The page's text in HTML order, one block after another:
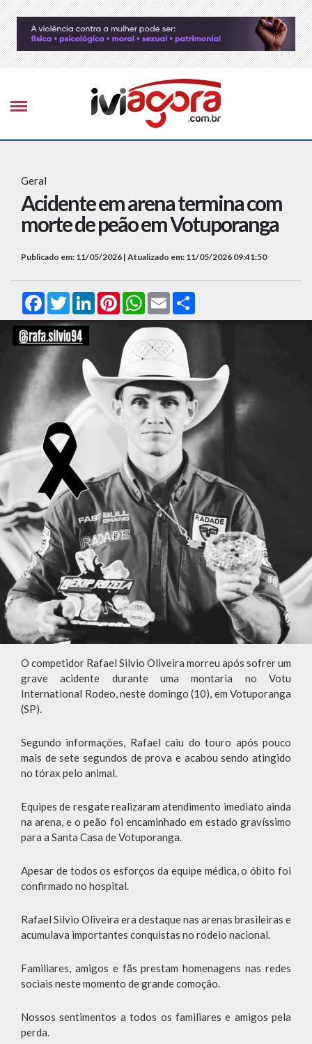
Geral
Acidente em arena termina com
morte de peão em Votuporanga
Publicado em: 11/05/2026 | Atualizado em: 11/05/2026 09:41:50
FacebookTwitterLinkedInPinterestWhatsApp
Email
O competidor Rafael Silvio Oliveira morreu após sofrer um
grave acidente durante uma montaria no Votu
International Rodeo, neste domingo (10), em Votuporanga
(SP).
Segundo informações, Rafael caiu do touro após pouco
mais de sete segundos de prova e acabou sendo atingido
no tórax pelo animal.
Equipes de resgate realizaram atendimento imediato ainda
na arena, e o peão foi encaminhado em estado gravíssimo
para a Santa Casa de Votuporanga.
Apesar de todos os esforços da equipe médica, o óbito foi
confirmado no hospital.
Rafael Silvio Oliveira era destaque nas arenas brasileiras e
acumulava importantes conquistas no rodeio nacional.
Familiares, amigos e fãs prestam homenagens nas redes
sociais neste momento de grande comoção.
Nossos sentimentos a todos os familiares e amigos pela
perda.